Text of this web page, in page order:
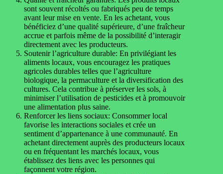
sont souvent récoltés ou fabriqués peu de temps
avant leur mise en vente. En les achetant, vous
bénéficiez d’une qualité supérieure, d’une fraîcheur
accrue et parfois même de la possibilité d’interagir
directement avec les producteurs.
Soutenir l’agriculture durable: En privilégiant les
aliments locaux, vous encouragez les pratiques
agricoles durables telles que l’agriculture
biologique, la permaculture et la diversification des
cultures. Cela contribue à préserver les sols, à
minimiser l’utilisation de pesticides et à promouvoir
une alimentation plus saine.
Renforcer les liens sociaux: Consommer local
favorise les interactions sociales et crée un
sentiment d’appartenance à une communauté. En
achetant directement auprès des producteurs locaux
ou en fréquentant les marchés locaux, vous
établissez des liens avec les personnes qui
façonnent votre région.